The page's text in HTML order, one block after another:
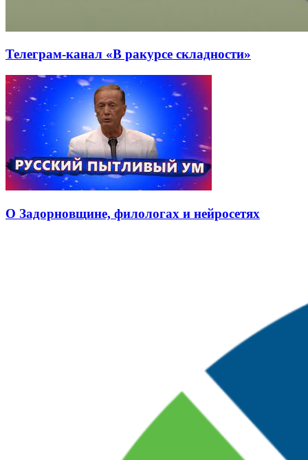
Телеграм-канал «В ракурсе складности»
О Задорновщине, филологах и нейросетях